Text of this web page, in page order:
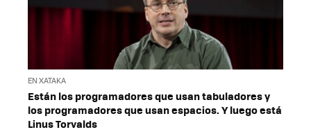
EN XATAKA
Están los programadores que usan tabuladores y
los programadores que usan espacios. Y luego está
Linus Torvalds